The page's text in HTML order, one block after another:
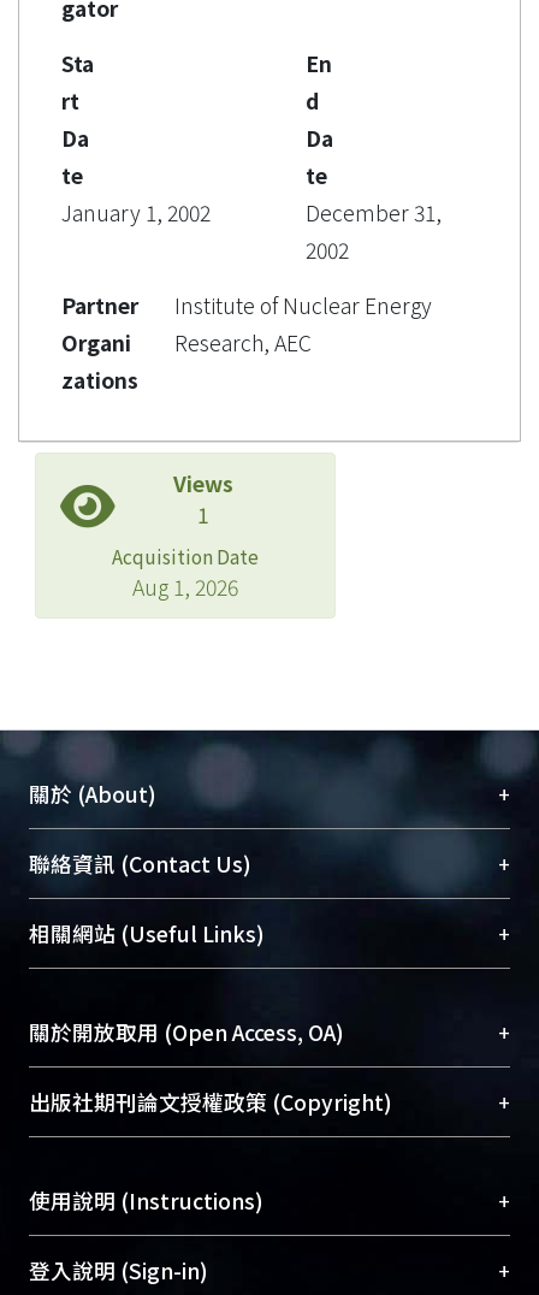
gator
Sta
rt
Da
te
January 1, 2002
En
d
Da
te
December 31,
2002
Partner
Organi
zations
Institute of Nuclear Energy
Research, AEC
Views
1
Acquisition Date
Aug 1, 2026
關於 (About) +
臺大位居世界頂尖大學之列，為永久珍藏及向國際
展現本校豐碩的研究成果及學術能量，圖書館整合
機構典藏（NTUR）與學術庫（AH）不同功能平
台，成為臺大學術典藏NTU scholars。期能整合研
成果。
To permanently archive and promote researcher
profiles and scholarly works, Library integrates the
services of “NTU Repository” with “Academic
聯絡資訊 (Contact Us) +
總館學科館員(Main Library)
醫學圖書館學科館員(Medical Library)
Sciences Library)
相關網站 (Useful Links) +
關於開放取用 (Open Access, OA) +
開放取用是從使用者角度提升資訊取用性的社會運
動，應用在學術研究上是透過將研究著作公開供使
用逐年攀升。同時可加速研究發展、提升研究影響
Archive）平台。 （點選深入了解OA）
出版社期刊論文授權政策 (Copyright) +
含部分內容的版權非匯入者所有，或由第三方贊
助與合作完成，請確認該版權所有者及第三方同
意提供此授權。
使用說明 (Instructions) +
網站簡介(Quickstart Guide)
登入說明 (Sign-in) +